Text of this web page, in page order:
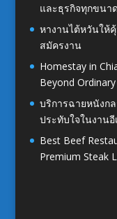
และธุรกิจทุกขนาด
หางานไต้หวันให้
สมัครงาน
Homestay in
Beyond
บริการฉายหนังก
ประทับใจในงาน
Best Beef
Premium Steak